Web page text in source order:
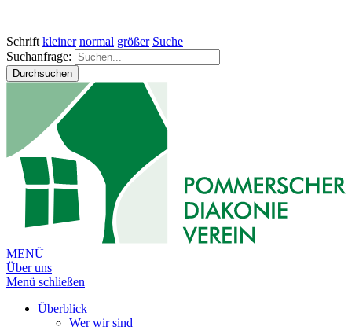
Schrift kleiner normal größer Suche
Suchanfrage:
Durchsuchen
MENÜ
Über uns
Menü schließen
Überblick
Wer wir sind